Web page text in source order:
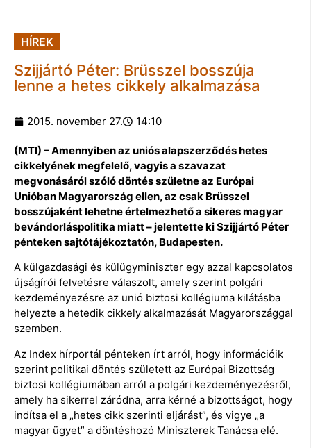
HÍREK
Szijjártó Péter: Brüsszel bosszúja
lenne a hetes cikkely alkalmazása
2015. november 27. 14:10
(MTI) – Amennyiben az uniós alapszerződés hetes
cikkelyének megfelelő, vagyis a szavazat
megvonásáról szóló döntés születne az Európai
Unióban Magyarország ellen, az csak Brüsszel
bosszújaként lehetne értelmezhető a sikeres magyar
bevándorláspolitika miatt – jelentette ki Szijjártó Péter
pénteken sajtótájékoztatón, Budapesten.
A külgazdasági és külügyminiszter egy azzal kapcsolatos
újságírói felvetésre válaszolt, amely szerint polgári
kezdeményezésre az unió biztosi kollégiuma kilátásba
helyezte a hetedik cikkely alkalmazását Magyarországgal
szemben.
Az Index hírportál pénteken írt arról, hogy információik
szerint politikai döntés született az Európai Bizottság
biztosi kollégiumában arról a polgári kezdeményezésről,
amely ha sikerrel záródna, arra kérné a bizottságot, hogy
indítsa el a „hetes cikk szerinti eljárást”, és vigye „a
magyar ügyet” a döntéshozó Miniszterek Tanácsa elé.